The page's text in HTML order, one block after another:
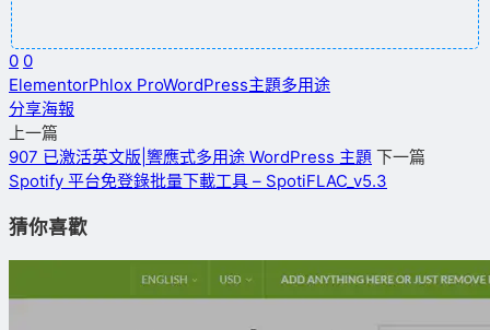
0 0
ElementorPhlox ProWordPress主題多用途
分享海報
上一篇
907 已激活英文版|響應式多用途 WordPress 主題 下一篇
Spotify 平台免登錄批量下載工具 – SpotiFLAC_v5.3
猜你喜歡